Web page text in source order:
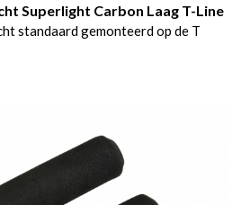
Superlight Carbon Laag T-Line
standaard gemonteerd op de T